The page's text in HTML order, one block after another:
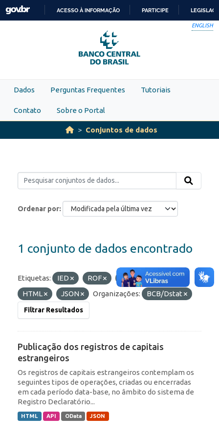
Skip to main content
PARA
O
CONTEÚDO
ACESSO À INFORMAÇÃO PARTICIPE
ENGLISH
Dados Perguntas Frequentes Tutoriais
Contato Sobre o Portal
Conjuntos de dados
Ordenar por
1 conjunto de dados encontrado
Etiquetas: IED ROF RDE
Formatos:
HTML
JSON Organizações: BCB/Dstat
Filtrar Resultados
Publicação dos registros de capitais
estrangeiros
Os registros de capitais estrangeiros contemplam os
seguintes tipos de operações, criadas ou encerradas
em cada período data-base, no âmbito do sistema de
Registro Declaratório...
HTML API OData JSON